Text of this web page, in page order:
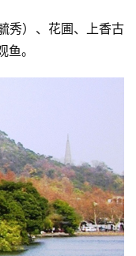
秀）、花圃、上香古
鱼。